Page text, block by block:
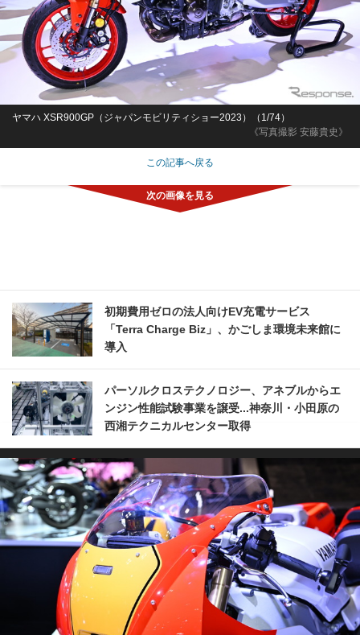
《写真撮影 安藤貴史》
ヤマハ XSR900GP（ジャパンモビリティショー2023）（1/74）
この記事へ戻る
初期費用ゼロの法人向けEV充電サービス
「Terra Charge Biz」、かごしま環境未来館に
導入
パーソルクロステクノロジー、アネブルからエ
ンジン性能試験事業を譲受...神奈川・小田原の
西湘テクニカルセンター取得